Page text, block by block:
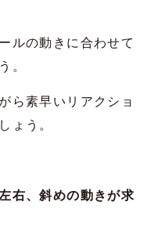
ルの動きに合わせて
。
ら素早いリアクショ
ょう。
右、斜めの動きが求